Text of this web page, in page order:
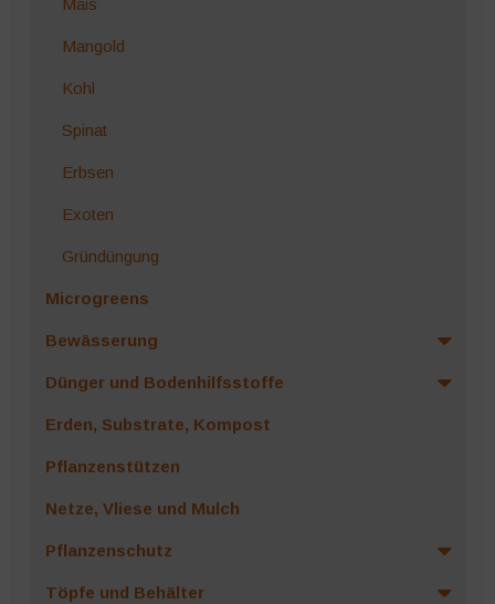
Mais
Mangold
Kohl
Spinat
Erbsen
Exoten
Gründüngung
Microgreens
Bewässerung
Dünger und Bodenhilfsstoffe
Erden, Substrate, Kompost
Pflanzenstützen
Netze, Vliese und Mulch
Pflanzenschutz
Töpfe und Behälter